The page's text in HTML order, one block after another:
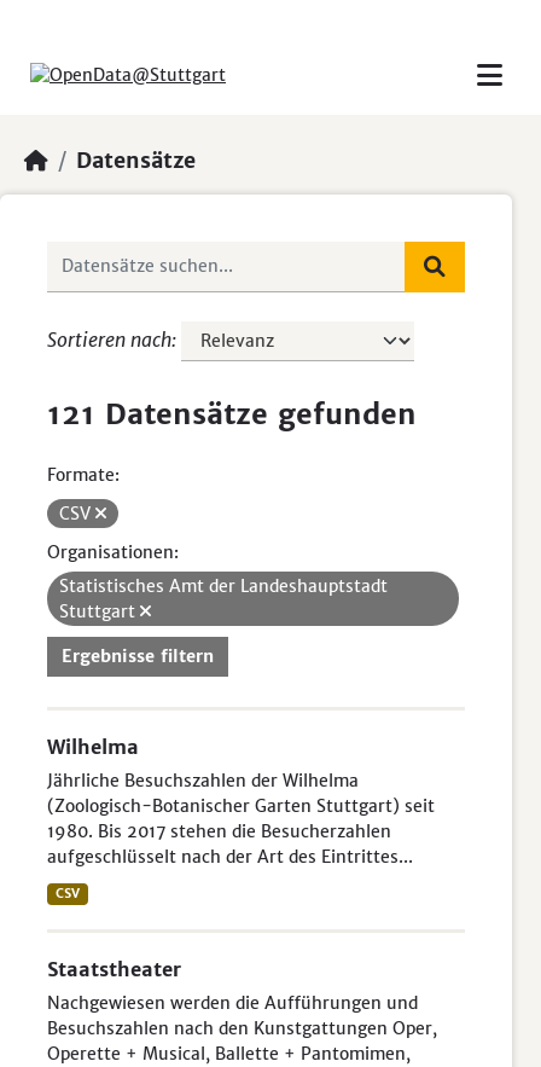
Datensätze
Sortieren nach
121 Datensätze gefunden
Formate:
CSV
Organisationen:
Statistisches Amt der Landeshauptstadt
Stuttgart
Ergebnisse filtern
Wilhelma
Jährliche Besuchszahlen der Wilhelma
(Zoologisch-Botanischer Garten Stuttgart) seit
1980. Bis 2017 stehen die Besucherzahlen
aufgeschlüsselt nach der Art des Eintrittes...
CSV
Staatstheater
Nachgewiesen werden die Aufführungen und
Besuchszahlen nach den Kunstgattungen Oper,
Operette + Musical, Ballette + Pantomimen,